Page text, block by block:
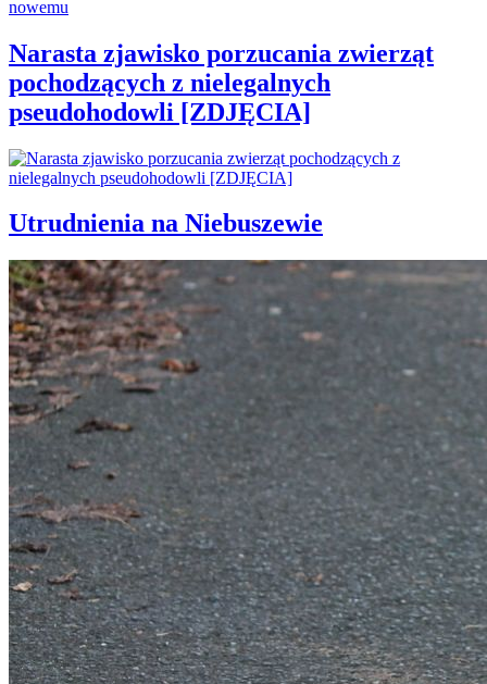
Narasta zjawisko porzucania zwierząt
pochodzących z nielegalnych
pseudohodowli [ZDJĘCIA]
Utrudnienia na Niebuszewie